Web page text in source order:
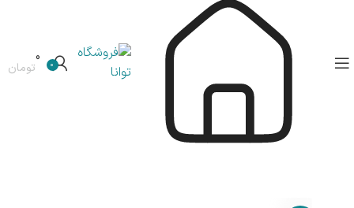
0
0
تومان